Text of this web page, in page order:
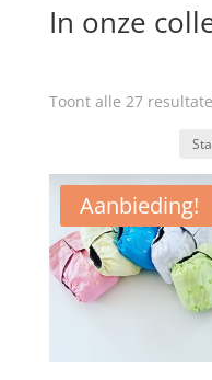
In onze
Toont alle 27
Aanbieding!